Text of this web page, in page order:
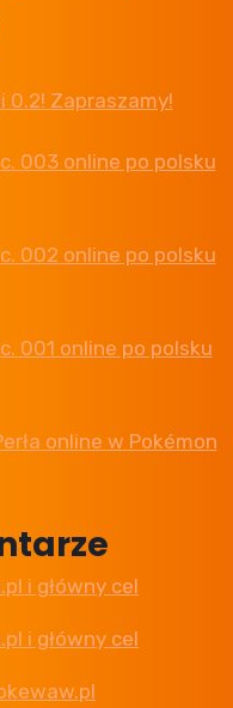
0.2! Zapraszamy!
003 online po polsku
002 online po polsku
001 online po polsku
online w Pokémon
i główny cel
i główny cel